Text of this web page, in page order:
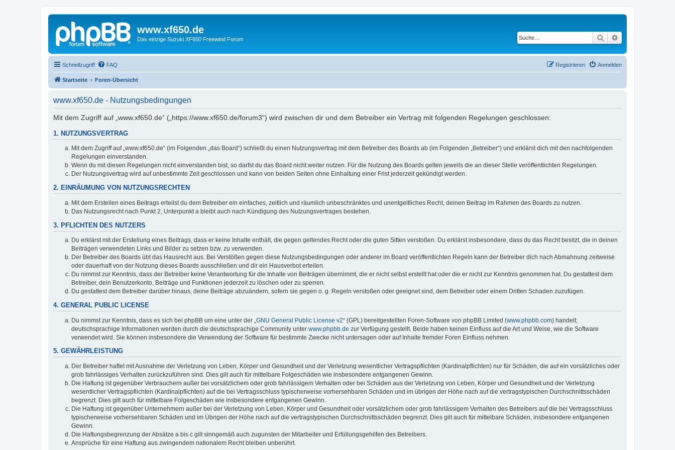
www.xf650.de
Das einzige Suzuki XF650 Freewind Forum Suche
Schnellzugriff FAQ Anmelden
Registrieren
Startseite Foren-Übersicht
www.xf650.de - Nutzungsbedingungen
Mit dem Zugriff auf „www.xf650.de“ („https://www.xf650.de/forum3“) wird zwischen dir und dem Betreiber ein Vertrag mit folgenden Regelungen geschlossen:
1. NUTZUNGSVERTRAG
Mit dem Zugriff auf „www.xf650.de“ (im Folgenden „das Board“) schließt du einen Nutzungsvertrag mit dem Betreiber des Boards ab (im Folgenden „Betreiber“) und erklärst dich mit den nachfolgenden
Regelungen einverstanden.
Wenn du mit diesen Regelungen nicht einverstanden bist, so darfst du das Board nicht weiter nutzen. Für die Nutzung des Boards gelten jeweils die an dieser Stelle veröffentlichten Regelungen.
Der Nutzungsvertrag wird auf unbestimmte Zeit geschlossen und kann von beiden Seiten ohne Einhaltung einer Frist jederzeit gekündigt werden.
2. EINRÄUMUNG VON NUTZUNGSRECHTEN
Mit dem Erstellen eines Beitrags erteilst du dem Betreiber ein einfaches, zeitlich und räumlich unbeschränktes und unentgeltliches Recht, deinen Beitrag im Rahmen des Boards zu nutzen.
Das Nutzungsrecht nach Punkt 2, Unterpunkt a bleibt auch nach Kündigung des Nutzungsvertrages bestehen.
3. PFLICHTEN DES NUTZERS
Du erklärst mit der Erstellung eines Beitrags, dass er keine Inhalte enthält, die gegen geltendes Recht oder die guten Sitten verstoßen. Du erklärst insbesondere, dass du das Recht besitzt, die in deinen
Beiträgen verwendeten Links und Bilder zu setzen bzw. zu verwenden.
Der Betreiber des Boards übt das Hausrecht aus. Bei Verstößen gegen diese Nutzungsbedingungen oder anderer im Board veröffentlichten Regeln kann der Betreiber dich nach Abmahnung zeitweise
oder dauerhaft von der Nutzung dieses Boards ausschließen und dir ein Hausverbot erteilen.
Du nimmst zur Kenntnis, dass der Betreiber keine Verantwortung für die Inhalte von Beiträgen übernimmt, die er nicht selbst erstellt hat oder die er nicht zur Kenntnis genommen hat. Du gestattest dem
Betreiber, dein Benutzerkonto, Beiträge und Funktionen jederzeit zu löschen oder zu sperren.
Du gestattest dem Betreiber darüber hinaus, deine Beiträge abzuändern, sofern sie gegen o. g. Regeln verstoßen oder geeignet sind, dem Betreiber oder einem Dritten Schaden zuzufügen.
4. GENERAL PUBLIC LICENSE
Du nimmst zur Kenntnis, dass es sich bei phpBB um eine unter der „ GNU General Public License v2“ (GPL) bereitgestellten Foren-Software von phpBB Limited (www.phpbb.com) handelt;
deutschsprachige Informationen werden durch die deutschsprachige Community unter www.phpbb.de zur Verfügung gestellt. Beide haben keinen Einfluss auf die Art und Weise, wie die Software
verwendet wird. Sie können insbesondere die Verwendung der Software für bestimmte Zwecke nicht untersagen oder auf Inhalte fremder Foren Einfluss nehmen.
5. GEWÄHRLEISTUNG
Der Betreiber haftet mit Ausnahme der Verletzung von Leben, Körper und Gesundheit und der Verletzung wesentlicher Vertragspflichten (Kardinalpflichten) nur für Schäden, die auf ein vorsätzliches oder
grob fahrlässiges Verhalten zurückzuführen sind. Dies gilt auch für mittelbare Folgeschäden wie insbesondere entgangenen Gewinn.
Die Haftung ist gegenüber Verbrauchern außer bei vorsätzlichem oder grob fahrlässigem Verhalten oder bei Schäden aus der Verletzung von Leben, Körper und Gesundheit und der Verletzung
wesentlicher Vertragspflichten (Kardinalpflichten) auf die bei Vertragsschluss typischerweise vorhersehbaren Schäden und im übrigen der Höhe nach auf die vertragstypischen Durchschnittsschäden
begrenzt. Dies gilt auch für mittelbare Folgeschäden wie insbesondere entgangenen Gewinn.
Die Haftung ist gegenüber Unternehmern außer bei der Verletzung von Leben, Körper und Gesundheit oder vorsätzlichem oder grob fahrlässigem Verhalten des Betreibers auf die bei Vertragsschluss
typischerweise vorhersehbaren Schäden und im Übrigen der Höhe nach auf die vertragstypischen Durchschnittsschäden begrenzt. Dies gilt auch für mittelbare Schäden, insbesondere entgangenen
Gewinn.
Die Haftungsbegrenzung der Absätze a bis c gilt sinngemäß auch zugunsten der Mitarbeiter und Erfüllungsgehilfen des Betreibers.
Ansprüche für eine Haftung aus zwingendem nationalem Recht bleiben unberührt.